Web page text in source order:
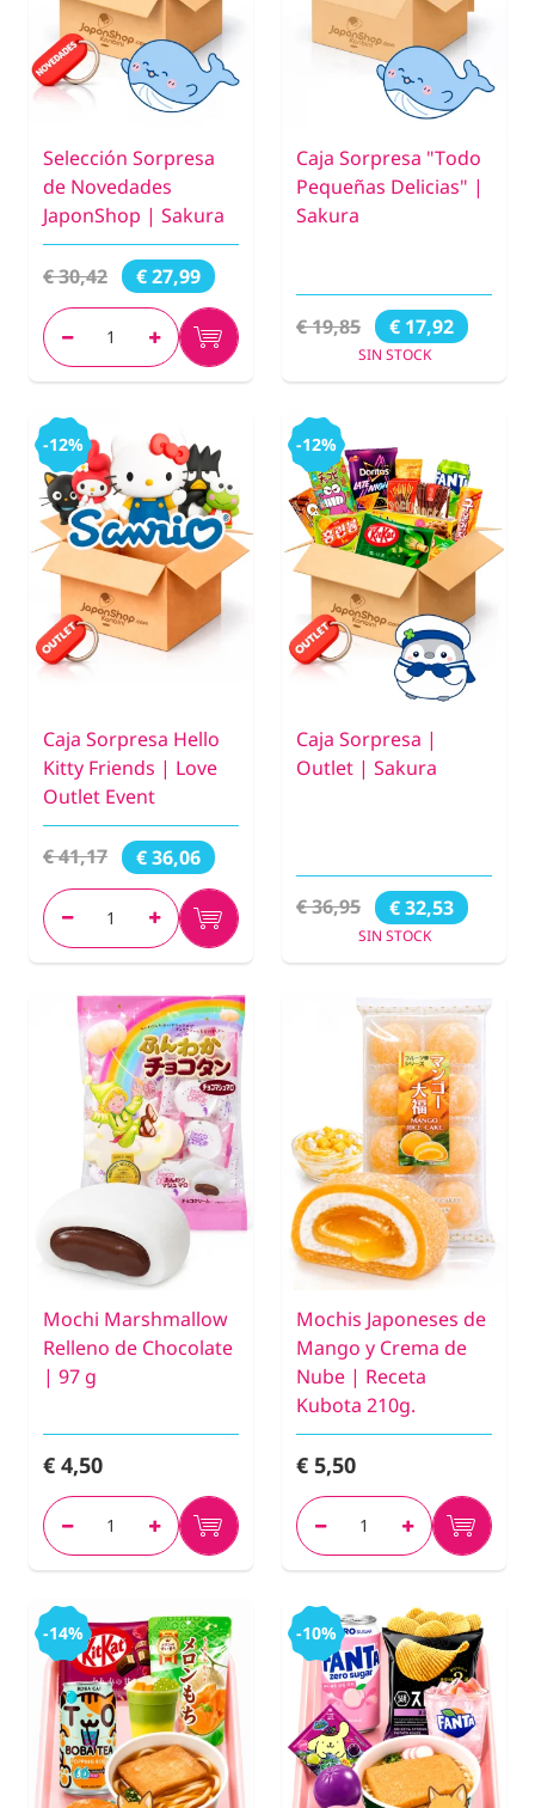
Selección Sorpresa
de Novedades
JaponShop | Sakura
€ 30,42 € 27,99
Caja Sorpresa "Todo
Pequeñas Delicias" |
Sakura
€ 19,85 € 17,92
SIN STOCK
-12%
Caja Sorpresa Hello
Kitty Friends | Love
Outlet Event
€ 41,17 € 36,06
-12%
Caja Sorpresa |
Outlet | Sakura
€ 36,95 € 32,53
SIN STOCK
Mochi Marshmallow
Relleno de Chocolate
| 97 g
€ 4,50
Mochis Japoneses de
Mango y Crema de
Nube | Receta
Kubota 210g.
€ 5,50
-14% -10%